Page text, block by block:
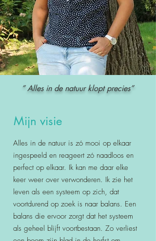
” Alles in de natuur klopt precies”
Mijn visie
Alles in de natuur is zó mooi op elkaar
ingespeeld en reageert zó naadloos en
perfect op elkaar. Ik kan me daar elke
keer weer over verwonderen. Ik zie het
leven als een systeem op zich, dat
voortdurend op zoek is naar balans. Een
balans die ervoor zorgt dat het systeem
als geheel blijft voortbestaan. Zo verliest